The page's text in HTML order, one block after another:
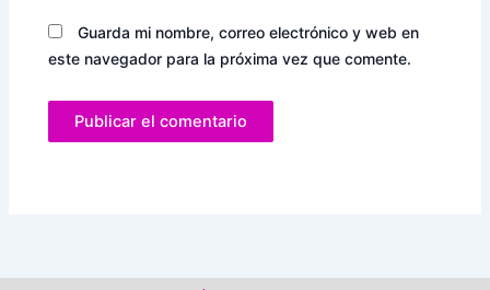
Guarda mi nombre, correo electrónico y web en
este navegador para la próxima vez que comente.